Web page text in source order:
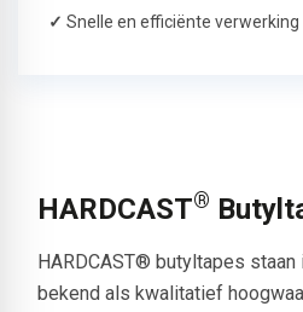
✓ Snelle en efficiënte verwerking
HARDCAST®
HARDCAST® butyltapes staan
bekend als kwalitatief